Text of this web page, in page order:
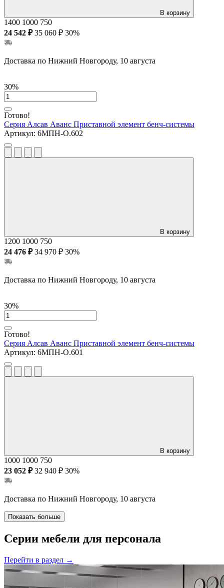
В корзину
1400 1000 750
24 542 ₽ 35 060 ₽ 30%
Доставка по Нижний Новгороду, 10 августа
30%
Готово!
Серия Алсав Аванс Приставной элемент бенч-системы
Артикул: 6МПН-О.602
В корзину
1200 1000 750
24 476 ₽ 34 970 ₽ 30%
Доставка по Нижний Новгороду, 10 августа
30%
Готово!
Серия Алсав Аванс Приставной элемент бенч-системы
Артикул: 6МПН-О.601
В корзину
1000 1000 750
23 052 ₽ 32 940 ₽ 30%
Доставка по Нижний Новгороду, 10 августа
Показать больше
Серии мебели для персонала
Перейти в раздел →